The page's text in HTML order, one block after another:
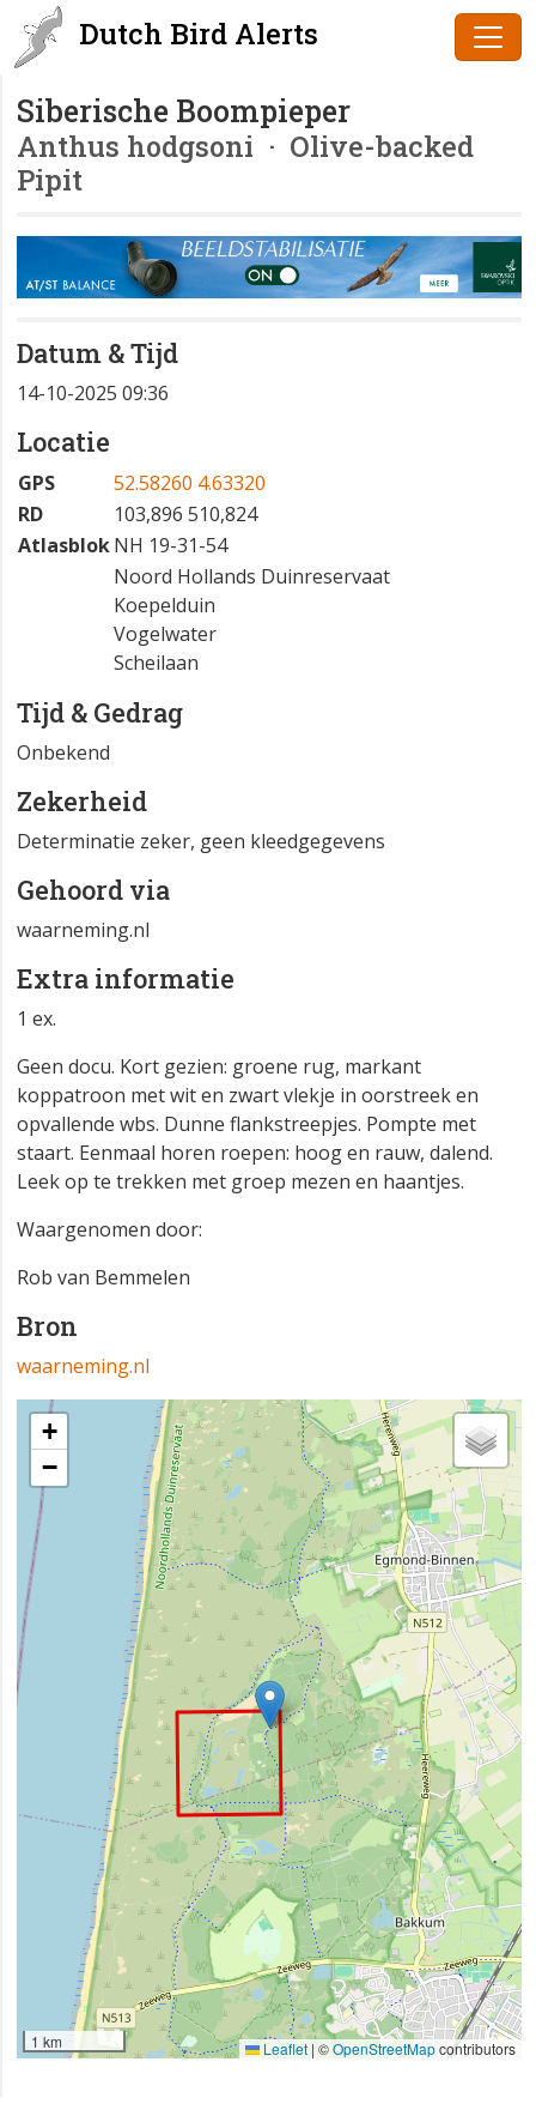
Dutch Bird Alerts
Siberische Boompieper
Anthus hodgsoni · Olive-backed
Pipit
Datum & Tijd
14-10-2025 09:36
Locatie
GPS
52.58260 4.63320
RD
103,896 510,824
AtlasblokNH 19-31-54
Noord Hollands Duinreservaat
Koepelduin
Vogelwater
Scheilaan
Tijd & Gedrag
Onbekend
Zekerheid
Determinatie zeker, geen kleedgegevens
Gehoord via
waarneming.nl
Extra informatie
1 ex.
Geen docu. Kort gezien: groene rug, markant
koppatroon met wit en zwart vlekje in oorstreek en
opvallende wbs. Dunne flankstreepjes. Pompte met
staart. Eenmaal horen roepen: hoog en rauw, dalend.
Leek op te trekken met groep mezen en haantjes.
Waargenomen door:
Rob van Bemmelen
Bron
waarneming.nl
+
−
1 km Leaflet | ©OpenStreetMapcontributors